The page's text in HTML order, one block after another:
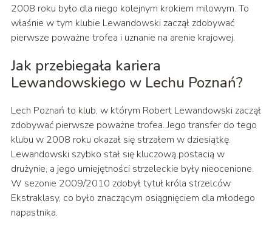
2008 roku było dla niego kolejnym krokiem milowym. To
właśnie w tym klubie Lewandowski zaczął zdobywać
pierwsze poważne trofea i uznanie na arenie krajowej.
Jak przebiegała kariera
Lewandowskiego w Lechu Poznań?
Lech Poznań to klub, w którym Robert Lewandowski zaczął
zdobywać pierwsze poważne trofea. Jego transfer do tego
klubu w 2008 roku okazał się strzałem w dziesiątkę.
Lewandowski szybko stał się kluczową postacią w
drużynie, a jego umiejętności strzeleckie były nieocenione.
W sezonie 2009/2010 zdobył tytuł króla strzelców
Ekstraklasy, co było znaczącym osiągnięciem dla młodego
napastnika.